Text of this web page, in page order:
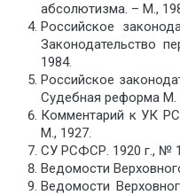
абсолютизма. – М.,
Российское
Законодательство
1984.
Российское
Судебная реформа М.
Комментарий к УК
М., 1927.
СУ РСФСР. 1920 г., №
Ведомости
Ведомости